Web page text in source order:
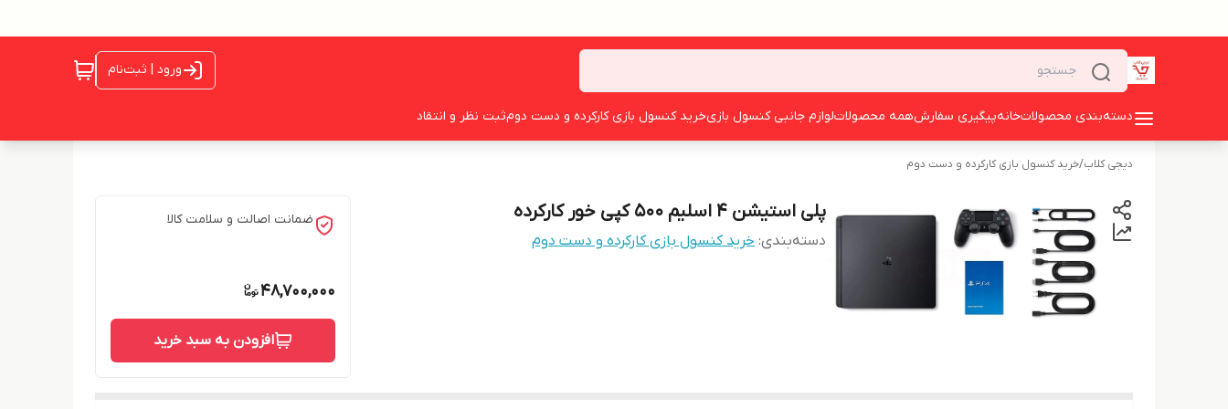
ورود | ثبت‌نام
دسته‌بندی محصولاتخانهپیگیری سفارشهمه محصولاتلوازم جانبی کنسول بازیخرید کنسول بازی کارکرده و دست دومثبت نظر و انتقاد
دیجی کلاب/خرید کنسول بازی کارکرده و دست دوم
پلی استیشن ۴ اسلیم ۵۰۰ کپی خور کارکرده
دسته‌بندی: خرید کنسول بازی کارکرده و دست دوم
ضمانت اصالت و سلامت کالا
48,700,000
افزودن به سبد خرید